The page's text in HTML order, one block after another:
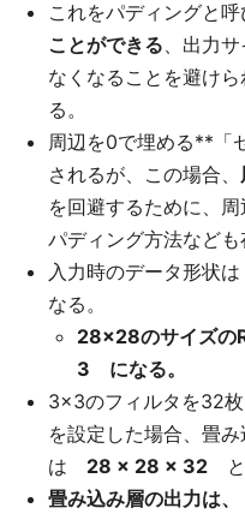
これをパディングと呼
ことができる、出力
なくなることを避け
る。
周辺を0で埋める**「
されるが、この場合、
を回避するために、
パディング方法なども
入力時のデータ形状
なる。
28×28のサイズの
3 になる。
3×3のフィルタを32
を設定した場合、畳
は 28 × 28 × 32 と
畳み込み層の出力は